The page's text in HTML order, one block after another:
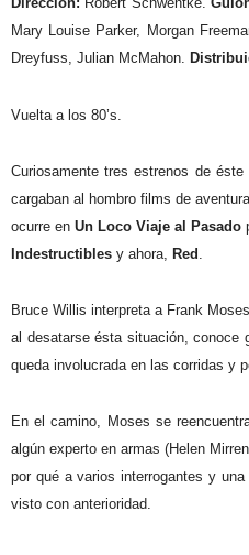
Mary Louise Parker, Morgan
Dreyfuss, Julian McMahon.
Vuelta a los 80’s.
Curiosamente tres estrenos de
cargaban al hombro films de
ocurre en Un Loco Viaje al Pasado
Indestructibles y ahora, Red
Bruce Willis interpreta a Frank
al desatarse ésta situación, conoce
queda involucrada en las corridas y
En el camino, Moses se
algún experto en armas (Helen
por qué a varios interrogantes y
visto con anterioridad.